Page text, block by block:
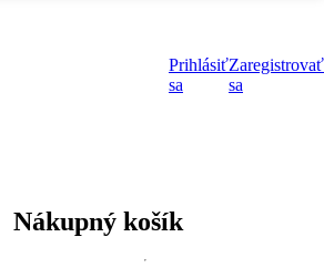
Prihlásiť
sa
Zaregistrovať
sa
Nákupný košík